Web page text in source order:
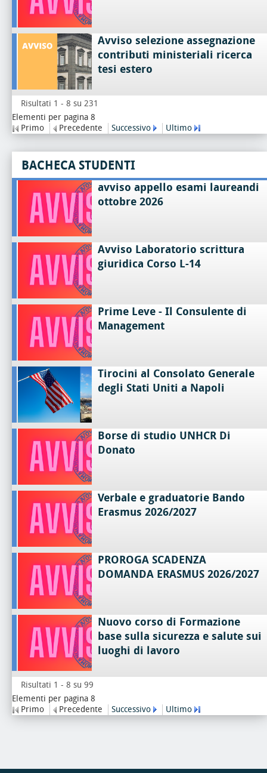
Avviso selezione assegnazione
contributi ministeriali ricerca
tesi estero
Risultati 1 - 8 su 231
Elementi per pagina 8
Primo
Precedente Successivo Ultimo
BACHECA STUDENTI
avviso appello esami laureandi
ottobre 2026
Avviso Laboratorio scrittura
giuridica Corso L-14
Prime Leve - Il Consulente di
Management
Tirocini al Consolato Generale
degli Stati Uniti a Napoli
Borse di studio UNHCR Di
Donato
Verbale e graduatorie Bando
Erasmus 2026/2027
PROROGA SCADENZA
DOMANDA ERASMUS 2026/2027
Nuovo corso di Formazione
base sulla sicurezza e salute sui
luoghi di lavoro
Risultati 1 - 8 su 99
Elementi per pagina 8
Primo
Precedente Successivo Ultimo